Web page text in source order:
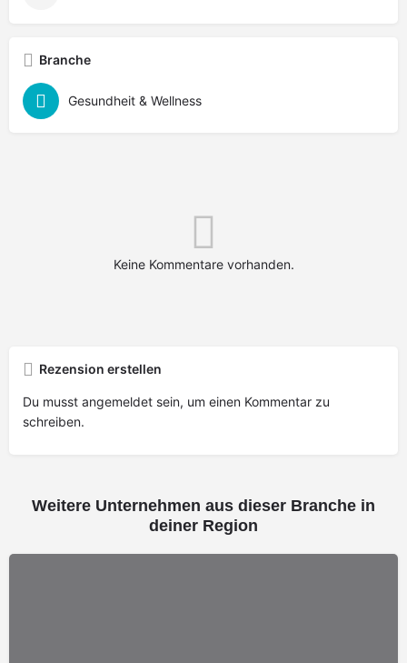
Branche
Gesundheit & Wellness
Keine Kommentare vorhanden.
Rezension erstellen
Du musst angemeldet sein, um einen Kommentar zu
schreiben.
Weitere Unternehmen aus dieser Branche in
deiner Region